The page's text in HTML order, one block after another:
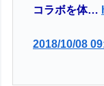
コラボを体…
2018/10/08